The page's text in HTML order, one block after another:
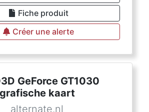
Fiche produit
Créer une alerte
GeForce GT1030
grafische kaart
alternate.nl